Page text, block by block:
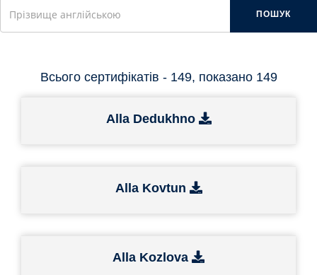
ПОШУК
Всього сертифікатів - 149, показано 149
Alla Dedukhno
Alla Kovtun
Alla Kozlova